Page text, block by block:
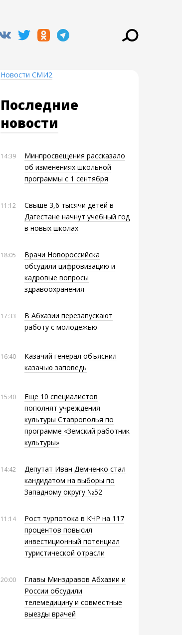
Новости СМИ2
Последние
новости
14:39
Минпросвещения рассказало
об изменениях школьной
программы с 1 сентября
11:12
Свыше 3,6 тысячи детей в
Дагестане начнут учебный год
в новых школах
18:05
Врачи Новороссийска
обсудили цифровизацию и
кадровые вопросы
здравоохранения
17:33
В Абхазии перезапускают
работу с молодёжью
16:40
Казачий генерал объяснил
казачью заповедь
15:40
Еще 10 специалистов
пополнят учреждения
культуры Ставрополья по
программе «Земский работник
культуры»
14:42
Депутат Иван Демченко стал
кандидатом на выборы по
Западному округу №52
11:14
Рост турпотока в КЧР на 117
процентов повысил
инвестиционный потенциал
туристической отрасли
20:00
Главы Минздравов Абхазии и
России обсудили
телемедицину и совместные
выезды врачей